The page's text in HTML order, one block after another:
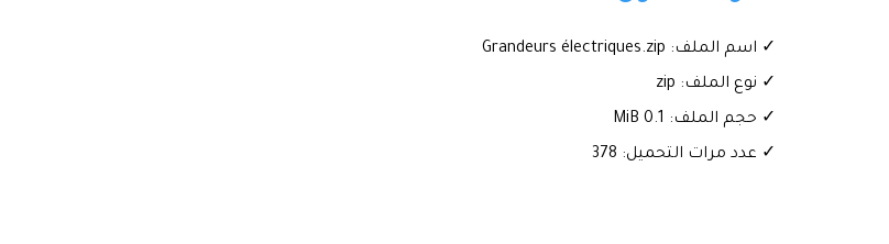
✓ اسم الملف: Grandeurs électriques.zip
✓ نوع الملف: zip
✓ حجم الملف: 0.1 MiB
✓ عدد مرات التحميل: 378